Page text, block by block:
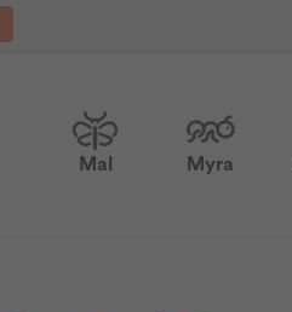
Mal Myra